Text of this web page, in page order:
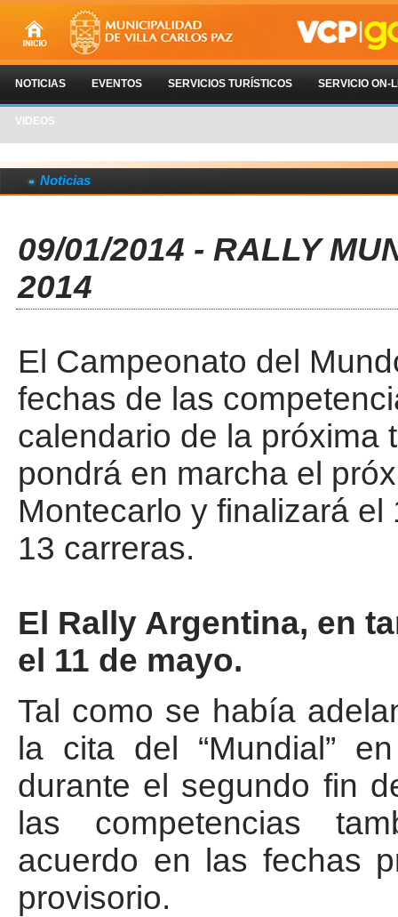
NOTICIAS EVENTOS SERVICIOS TURÍSTICOS SERVICIO ON-
VIDEOS
Noticias
09/01/2014 - RALLY
2014
El Campeonato del
fechas de las
calendario de la próxima
pondrá en marcha el
Montecarlo y finalizará
13 carreras.
El Rally Argentina, en
el 11 de mayo.
Tal como se había
la cita del “Mundial”
durante el segundo fin
las competencias
acuerdo en las fechas
provisorio.